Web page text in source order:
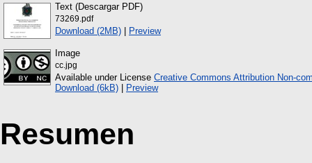
Text (Descargar PDF)
73269.pdf
Download (2MB) | Preview
Image
cc.jpg
Available under License Creative Commons Attribution Non-
Download (6kB) | Preview
Resumen